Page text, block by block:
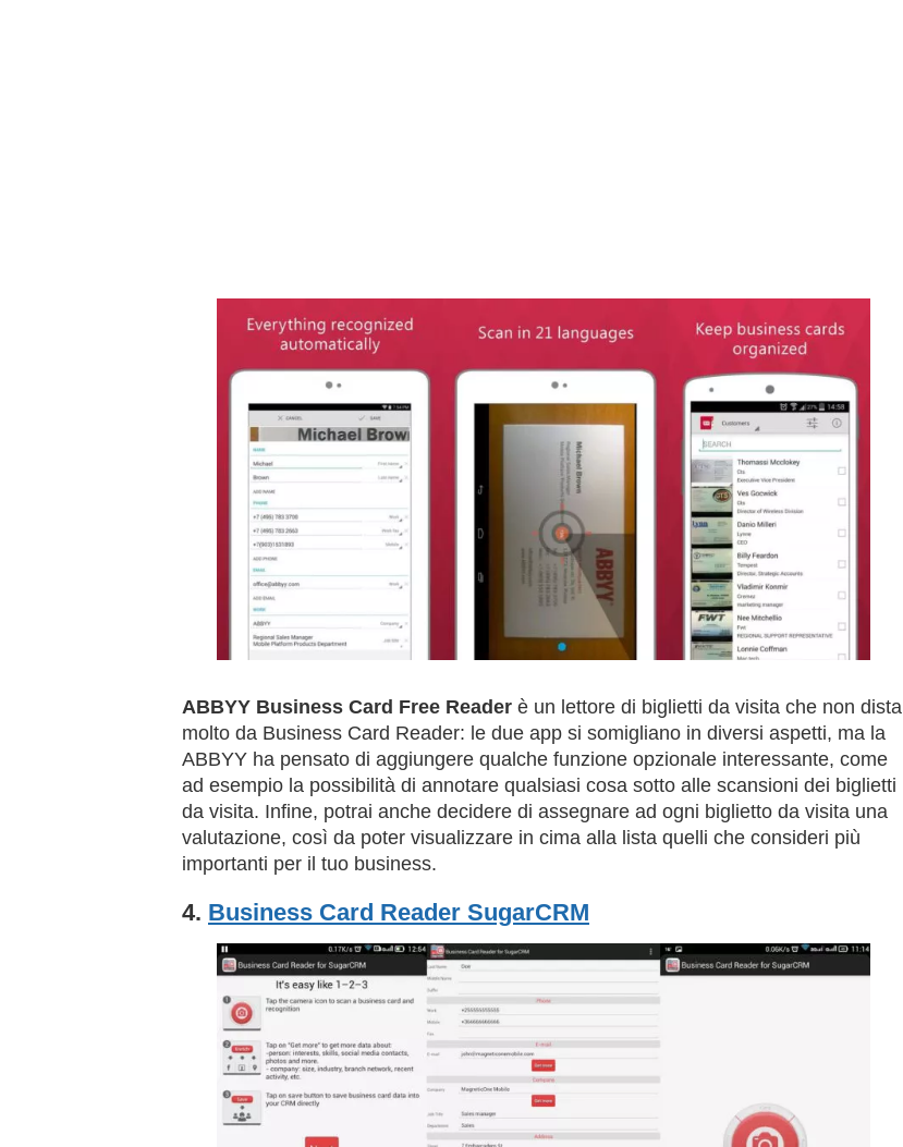
ABBYY Business Card Free Reader è un lettore di biglietti da visita che non dista
molto da Business Card Reader: le due app si somigliano in diversi aspetti, ma la
ABBYY ha pensato di aggiungere qualche funzione opzionale interessante, come
ad esempio la possibilità di annotare qualsiasi cosa sotto alle scansioni dei biglietti
da visita. Infine, potrai anche decidere di assegnare ad ogni biglietto da visita una
valutazione, così da poter visualizzare in cima alla lista quelli che consideri più
importanti per il tuo business.
4. Business Card Reader SugarCRM